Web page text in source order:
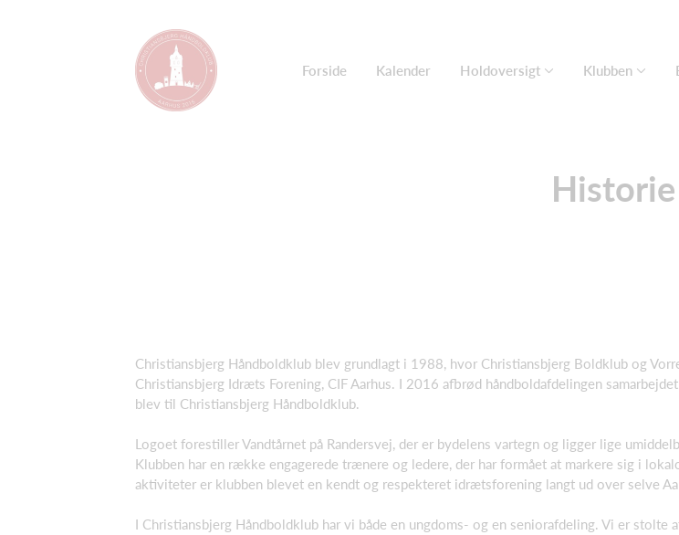
Forside Kalender Holdoversigt Klubben
Historie
Christiansbjerg Håndboldklub blev grundlagt i 1988, hvor Christiansbjerg Boldklub og
Christiansbjerg Idræts Forening, CIF Aarhus. I 2016 afbrød håndboldafdelingen
blev til Christiansbjerg Håndboldklub.
Logoet forestiller Vandtårnet på Randersvej, der er bydelens vartegn og ligger lige
Klubben har en række engagerede trænere og ledere, der har formået at markere sig i
aktiviteter er klubben blevet en kendt og respekteret idrætsforening langt ud over selve
I Christiansbjerg Håndboldklub har vi både en ungdoms- og en seniorafdeling. Vi er stolte